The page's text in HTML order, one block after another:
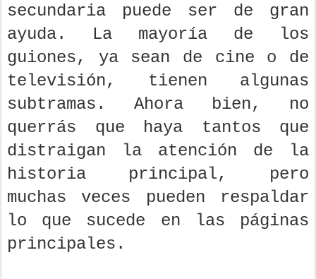
secundaria puede ser de gran
ayuda. La mayoría de los
guiones, ya sean de cine o de
televisión, tienen algunas
subtramas. Ahora bien, no
querrás que haya tantos que
distraigan la atención de la
historia principal, pero
muchas veces pueden respaldar
lo que sucede en las páginas
principales.